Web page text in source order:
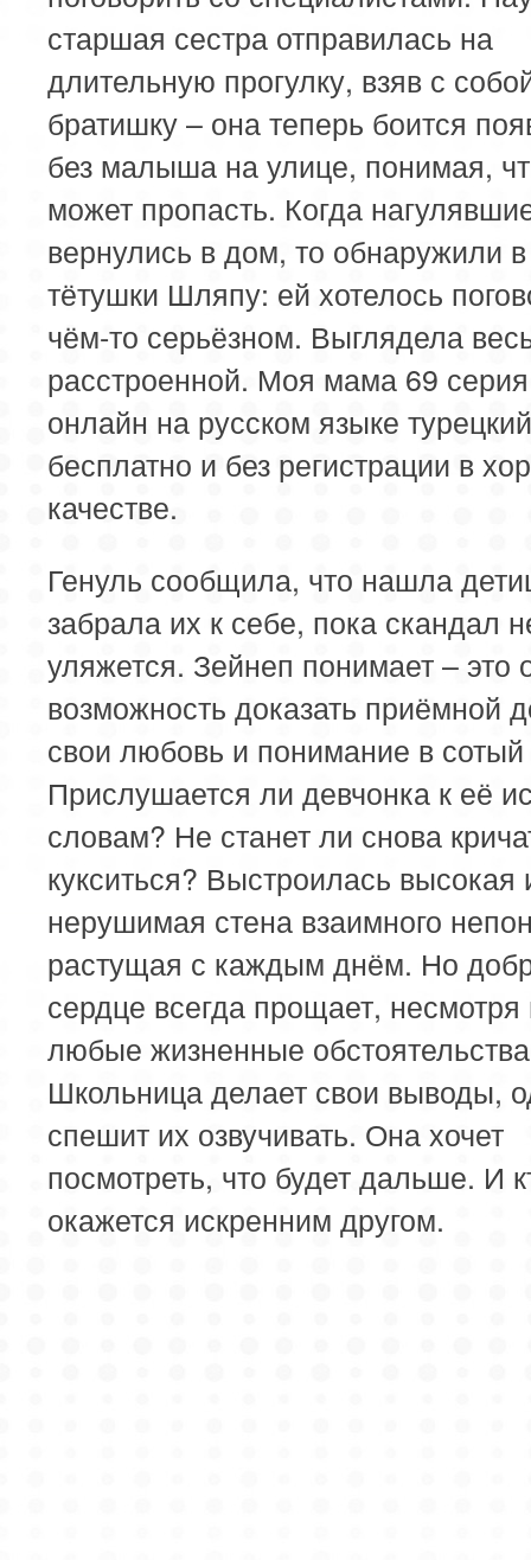
старшая сестра отправилась на
длительную прогулку, взяв с
братишку – она теперь боится
без малыша на улице, понимая,
может пропасть. Когда
вернулись в дом, то обнаружили в
тётушки Шляпу: ей хотелось
чём-то серьёзном. Выглядела
расстроенной. Моя мама 69
онлайн на русском языке
бесплатно и без регистрации в
качестве.
Генуль сообщила, что нашла
забрала их к себе, пока скандал
уляжется. Зейнеп понимает – это
возможность доказать приёмной
свои любовь и понимание в сотый
Прислушается ли девчонка к её
словам? Не станет ли снова
кукситься? Выстроилась высокая
нерушимая стена взаимного
растущая с каждым днём. Но
сердце всегда прощает, несмотря
любые жизненные
Школьница делает свои выводы,
спешит их озвучивать. Она хочет
посмотреть, что будет дальше. И
окажется искренним другом.